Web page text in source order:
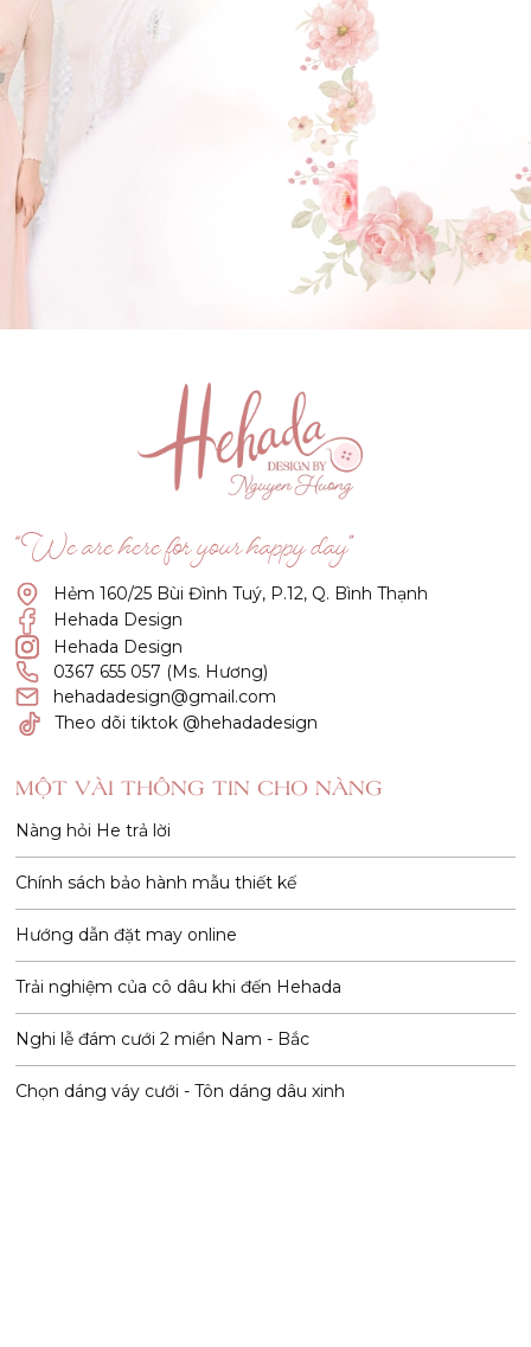
GẬT ĐẦU NHÉ NÀNG !
(Click vào đây để He và Nàng có 1 cuộc hẹn nà)
“We are here for your happy day”
Hẻm 160/25 Bùi Đình Tuý, P.12, Q. Bình Thạnh
Hehada Design
Hehada Design
0367 655 057 (Ms. Hương)
hehadadesign@gmail.com
Theo dõi tiktok @hehadadesign
MỘT VÀI THÔNG TIN CHO NÀNG
Nàng hỏi He trả lời
Chính sách bảo hành mẫu thiết kế
Hướng dẫn đặt may online
Trải nghiệm của cô dâu khi đến Hehada
Nghi lễ đám cưới 2 miền Nam - Bắc
Chọn dáng váy cưới - Tôn dáng dâu xinh